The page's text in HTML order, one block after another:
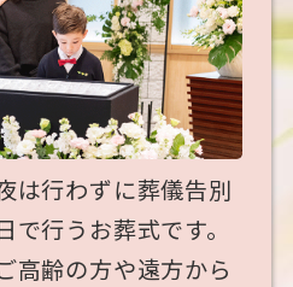
は行わずに葬儀告別
行うお葬式です。
高齢の方や遠方から